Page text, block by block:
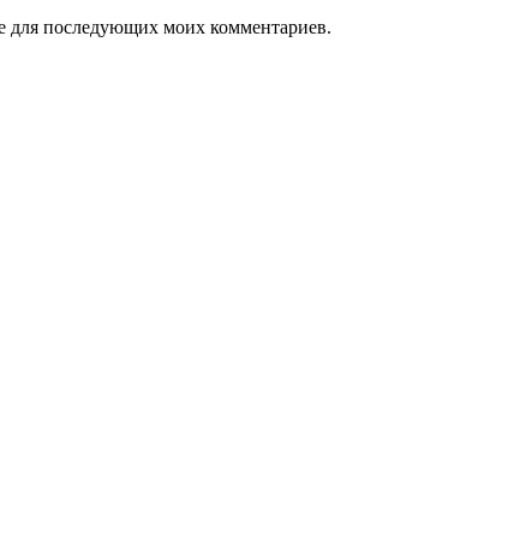
для последующих моих комментариев.